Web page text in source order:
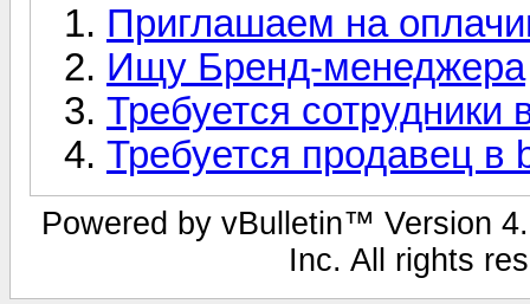
Приглашаем на
Ищу Бренд-менеджера
Требуется сотрудники
Требуется продавец в
Powered by vBulletin™ Version
Inc. All rights